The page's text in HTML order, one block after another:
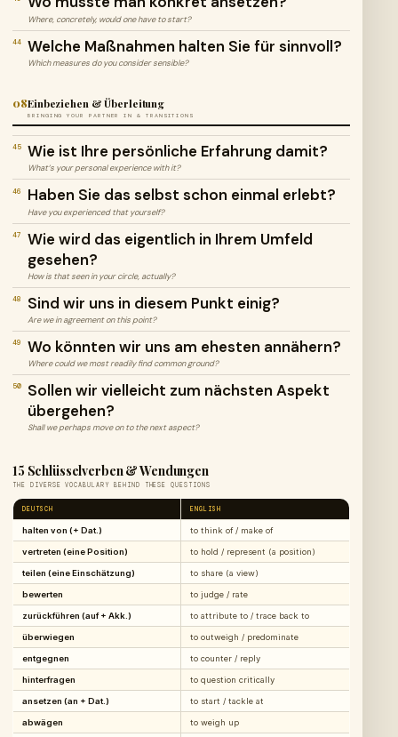
Where, concretely, would one have to start?
44 Welche Maßnahmen halten Sie für sinnvoll?
Which measures do you consider sensible?
08Einbeziehen & Überleitung
BRINGING YOUR PARTNER IN & TRANSITIONS
45 Wie ist Ihre persönliche Erfahrung damit?
What’s your personal experience with it?
46 Haben Sie das selbst schon einmal erlebt?
Have you experienced that yourself?
47
Wie wird das eigentlich in Ihrem Umfeld
gesehen?
How is that seen in your circle, actually?
48 Sind wir uns in diesem Punkt einig?
Are we in agreement on this point?
49 Wo könnten wir uns am ehesten annähern?
Where could we most readily find common ground?
50
Sollen wir vielleicht zum nächsten Aspekt
übergehen?
Shall we perhaps move on to the next aspect?
15 Schlüsselverben & Wendungen
THE DIVERSE VOCABULARY BEHIND THESE QUESTIONS
DEUTSCH ENGLISH
halten von (+ Dat.) to think of / make of
vertreten (eine Position) to hold / represent (a position)
teilen (eine Einschätzung) to share (a view)
bewerten to judge / rate
zurückführen (auf + Akk.) to attribute to / trace back to
überwiegen to outweigh / predominate
entgegnen to counter / reply
hinterfragen to question critically
ansetzen (an + Dat.) to start / tackle at
abwägen to weigh up